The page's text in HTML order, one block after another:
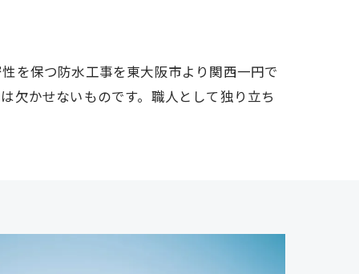
を保つ防水工事を東大阪市より関西一円で
欠かせないものです。職人として独り立ち